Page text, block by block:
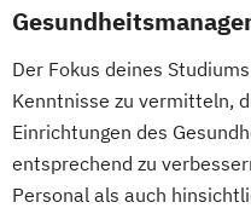
Der Fokus deines
Kenntnisse zu vermitteln,
Einrichtungen des
entsprechend zu
Personal als auch